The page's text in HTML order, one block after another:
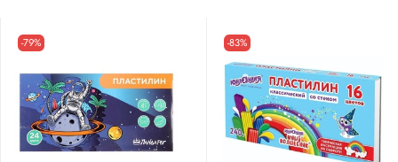
-79% -83%